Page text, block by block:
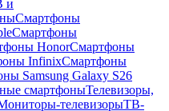
и
Смартфоны
Смартфоны
HonorСмартфоны
InfinixСмартфоны
Samsung Galaxy S26
смартфоныТелевизоры,
телевизорыТВ-